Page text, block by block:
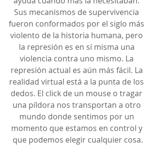
Sus mecanismos de supervivencia
fueron conformados por el siglo más
violento de la historia humana, pero
la represión es en sí misma una
violencia contra uno mismo. La
represión actual es aún más fácil. La
realidad virtual está a la punta de los
dedos. El click de un mouse o tragar
una píldora nos transportan a otro
mundo donde sentimos por un
momento que estamos en control y
que podemos elegir cualquier cosa.